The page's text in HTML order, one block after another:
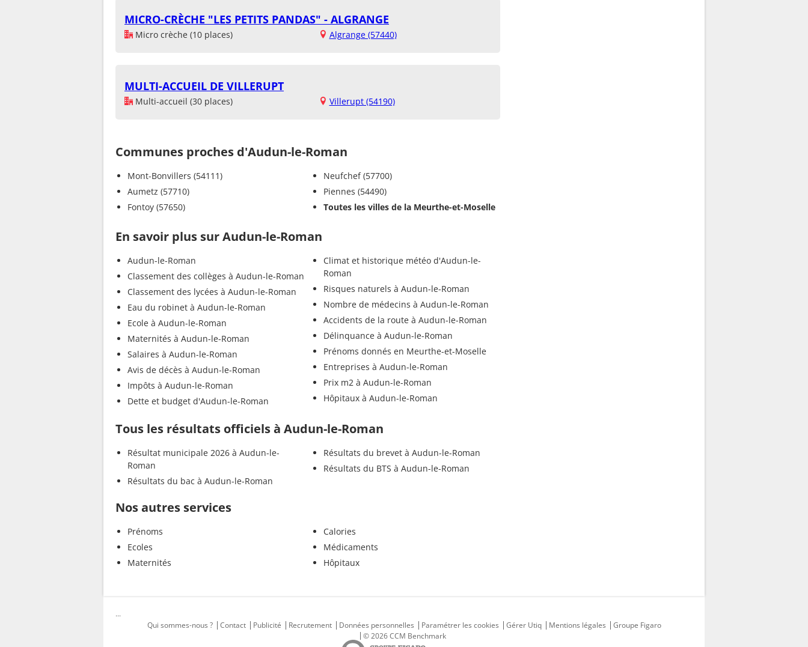
MICRO-CRÈCHE "LES PETITS PANDAS" - ALGRANGE
Micro crèche (10 places) Algrange (57440)
MULTI-ACCUEIL DE VILLERUPT
Multi-accueil (30 places) Villerupt (54190)
Communes proches d'Audun-le-Roman
Mont-Bonvillers (54111)
Aumetz (57710)
Fontoy (57650)
Neufchef (57700)
Piennes (54490)
Toutes les villes de la Meurthe-et-Moselle
En savoir plus sur Audun-le-Roman
Audun-le-Roman
Classement des collèges à Audun-le-Roman
Classement des lycées à Audun-le-Roman
Eau du robinet à Audun-le-Roman
Ecole à Audun-le-Roman
Maternités à Audun-le-Roman
Salaires à Audun-le-Roman
Avis de décès à Audun-le-Roman
Impôts à Audun-le-Roman
Dette et budget d'Audun-le-Roman
Climat et historique météo d'Audun-le-
Roman
Risques naturels à Audun-le-Roman
Nombre de médecins à Audun-le-Roman
Accidents de la route à Audun-le-Roman
Délinquance à Audun-le-Roman
Prénoms donnés en Meurthe-et-Moselle
Entreprises à Audun-le-Roman
Prix m2 à Audun-le-Roman
Hôpitaux à Audun-le-Roman
Tous les résultats officiels à Audun-le-Roman
Résultat municipale 2026 à Audun-le-
Roman
Résultats du bac à Audun-le-Roman
Résultats du brevet à Audun-le-Roman
Résultats du BTS à Audun-le-Roman
Nos autres services
Prénoms
Ecoles
Maternités
Calories
Médicaments
Hôpitaux
...
Qui sommes-nous ?
Contact Publicité Recrutement Données personnelles Paramétrer les cookies Gérer Utiq Mentions légales
Groupe Figaro
© 2026 CCM Benchmark